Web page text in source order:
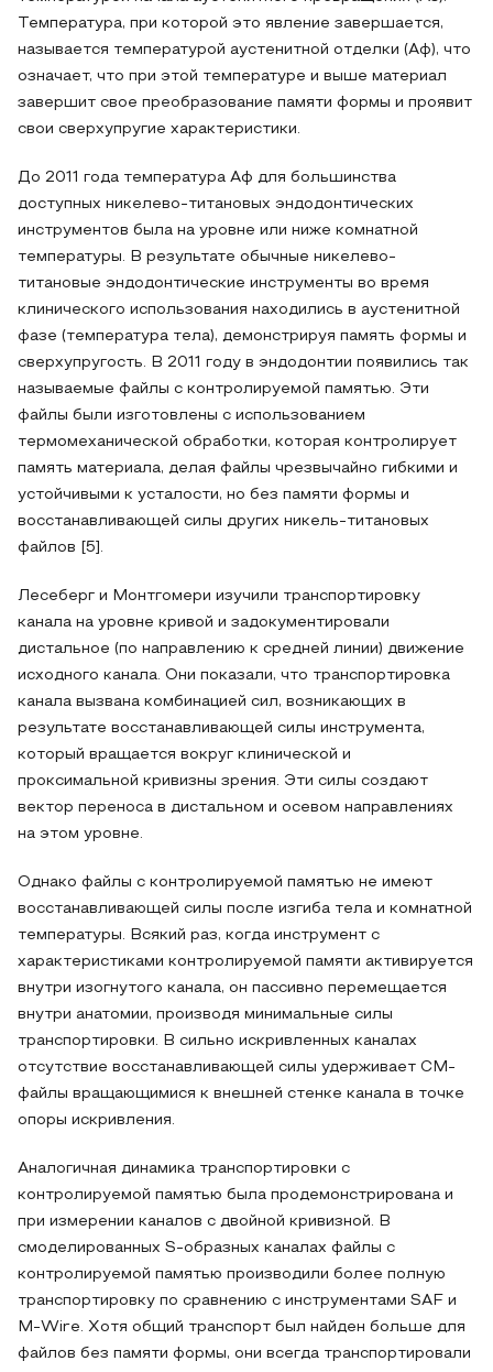
Температура, при которой это явление завершается,
называется температурой аустенитной отделки (Аф), что
означает, что при этой температуре и выше материал
завершит свое преобразование памяти формы и проявит
свои сверхупругие характеристики.
До 2011 года температура Аф для большинства
доступных никелево-титановых эндодонтических
инструментов была на уровне или ниже комнатной
температуры. В результате обычные никелево-
титановые эндодонтические инструменты во время
клинического использования находились в аустенитной
фазе (температура тела), демонстрируя память формы и
сверхупругость. В 2011 году в эндодонтии появились так
называемые файлы с контролируемой памятью. Эти
файлы были изготовлены с использованием
термомеханической обработки, которая контролирует
память материала, делая файлы чрезвычайно гибкими и
устойчивыми к усталости, но без памяти формы и
восстанавливающей силы других никель-титановых
файлов [5].
Лесеберг и Монтгомери изучили транспортировку
канала на уровне кривой и задокументировали
дистальное (по направлению к средней линии) движение
исходного канала. Они показали, что транспортировка
канала вызвана комбинацией сил, возникающих в
результате восстанавливающей силы инструмента,
который вращается вокруг клинической и
проксимальной кривизны зрения. Эти силы создают
вектор переноса в дистальном и осевом направлениях
на этом уровне.
Однако файлы с контролируемой памятью не имеют
восстанавливающей силы после изгиба тела и комнатной
температуры. Всякий раз, когда инструмент с
характеристиками контролируемой памяти активируется
внутри изогнутого канала, он пассивно перемещается
внутри анатомии, производя минимальные силы
транспортировки. В сильно искривленных каналах
отсутствие восстанавливающей силы удерживает CM-
файлы вращающимися к внешней стенке канала в точке
опоры искривления.
Аналогичная динамика транспортировки с
контролируемой памятью была продемонстрирована и
при измерении каналов с двойной кривизной. В
смоделированных S-образных каналах файлы с
контролируемой памятью производили более полную
транспортировку по сравнению с инструментами SAF и
M-Wire. Хотя общий транспорт был найден больше для
файлов без памяти формы, они всегда транспортировали